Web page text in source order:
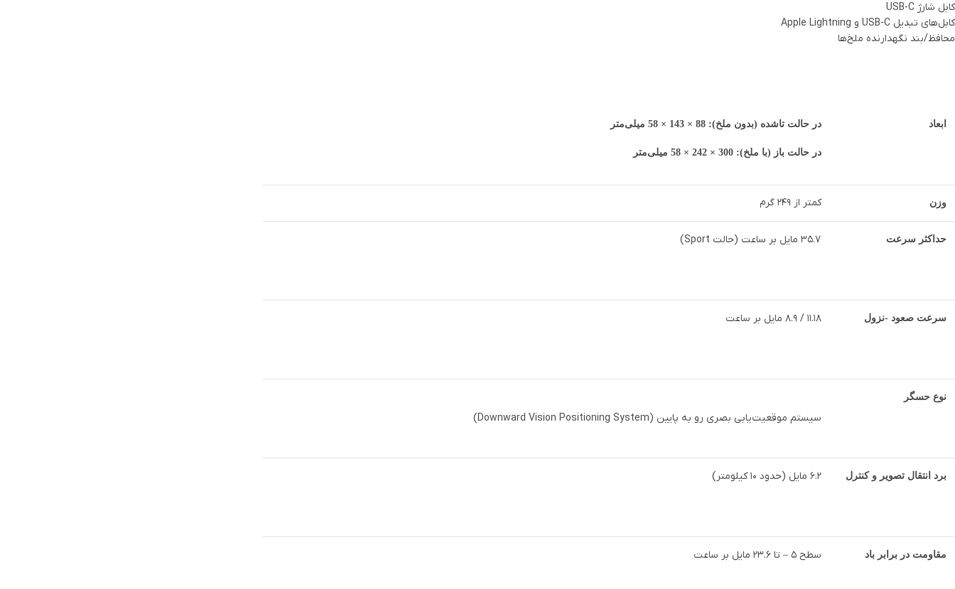
کابل شارژ USB-C
کابل‌های تبدیل USB-C و Apple Lightning
محافظ/بند نگهدارنده ملخ‌ها
ابعاد در حالت تاشده (بدون ملخ): 88 × 143 × 58 میلی‌متر
در حالت باز (با ملخ): 300 × 242 × 58 میلی‌متر
وزن کمتر از 249 گرم
حداکثر سرعت
سرعت صعود -نزول 11.18 / 8.9 مایل بر ساعت
نوع حسگر
سیستم موقعیت‌یابی بصری رو به پایین (Downward Vision Positioning System)
برد انتقال تصویر و کنترل 6.2 مایل (حدود ۱۰ کیلومتر)
مقاومت در برابر باد سطح ۵ – تا 23.6 مایل بر ساعت